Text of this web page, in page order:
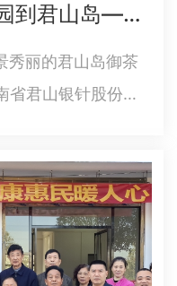
市茶叶学会：从大观园到君山岛——跨时空茶叙破解“老君眉”身世之谜
丽的君山岛御茶
省君山银针股份有
‘老君眉’是君山茶学
聚了来自茶学、文